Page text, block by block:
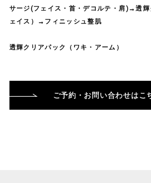
サージ(フェイス・首・デコルテ・肩)→透輝
ェイス）→フィニッシュ整肌
透輝クリアパック（ワキ・アーム）
ご予約・お問い合わせはこ